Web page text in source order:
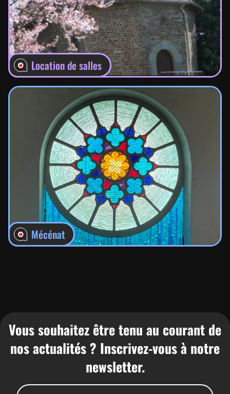
Location de salles
Mécénat
Vous souhaitez être tenu au courant de
nos actualités ? Inscrivez-vous à notre
newsletter.